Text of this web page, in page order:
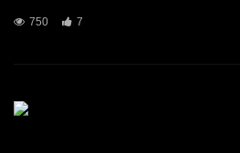
750 7